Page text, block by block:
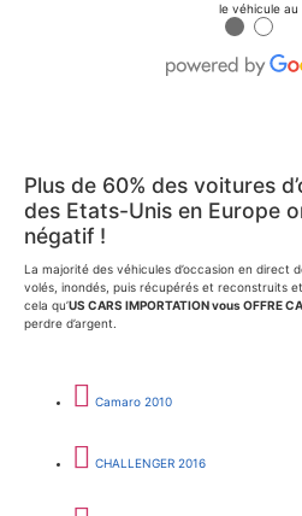
le véhicule au
● ●
Plus de 60% des voitures
des Etats-Unis en Europe
négatif !
La majorité des véhicules d’occasion en direct
volés, inondés, puis récupérés et reconstruits
cela qu’US CARS IMPORTATION vous OFFRE
perdre d’argent.
Camaro 2010
CHALLENGER 2016